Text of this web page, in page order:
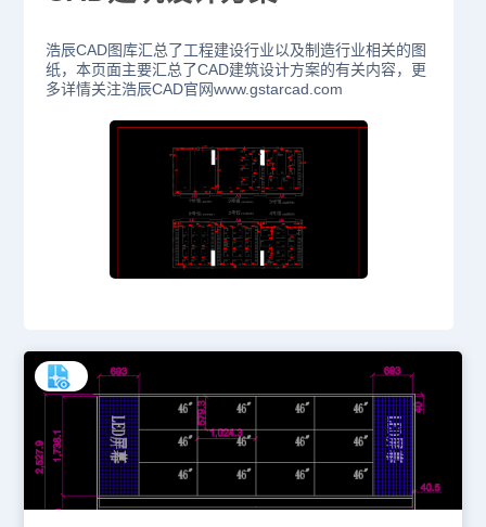
浩辰CAD图库汇总了工程建设行业以及制造行业相关的图
纸，本页面主要汇总了CAD建筑设计方案的有关内容，更
多详情关注浩辰CAD官网www.gstarcad.com